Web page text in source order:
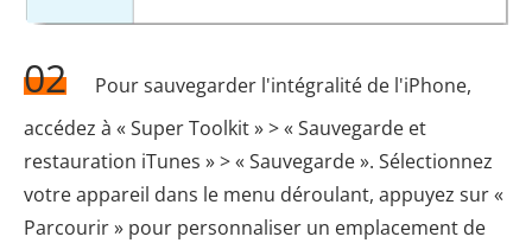
02
Pour sauvegarder l'intégralité de l'iPhone,
accédez à « Super Toolkit » > « Sauvegarde et
restauration iTunes » > « Sauvegarde ». Sélectionnez
votre appareil dans le menu déroulant, appuyez sur «
Parcourir » pour personnaliser un emplacement de